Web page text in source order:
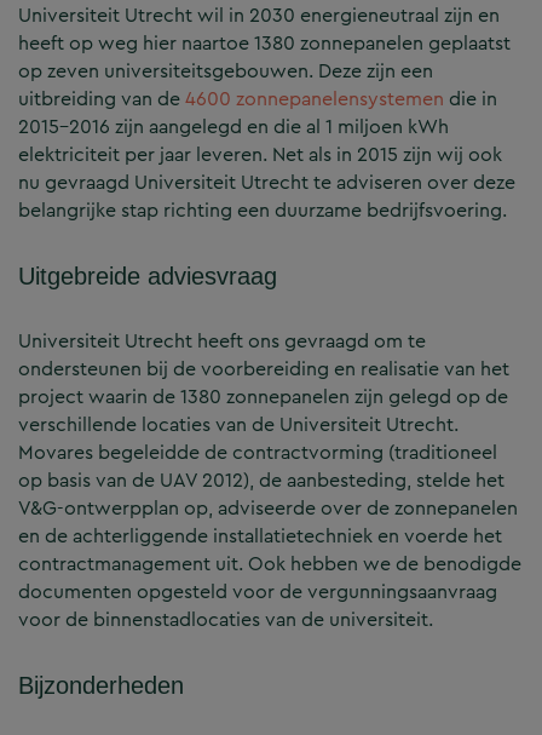
Universiteit Utrecht wil in 2030 energieneutraal zijn en
heeft op weg hier naartoe 1380 zonnepanelen geplaatst
op zeven universiteitsgebouwen. Deze zijn een
uitbreiding van de4600 zonnepanelensystemen die in
2015-2016 zijn aangelegd en die al 1 miljoen kWh
elektriciteit per jaar leveren. Net als in 2015 zijn wij ook
nu gevraagd Universiteit Utrecht te adviseren over deze
belangrijke stap richting een duurzame bedrijfsvoering.
Uitgebreide adviesvraag
Universiteit Utrecht heeft ons gevraagd om te
ondersteunen bij de voorbereiding en realisatie van het
project waarin de 1380 zonnepanelen zijn gelegd op de
verschillende locaties van de Universiteit Utrecht.
Movares begeleidde de contractvorming (traditioneel
op basis van de UAV 2012), de aanbesteding, stelde het
V&G-ontwerpplan op, adviseerde over de zonnepanelen
en de achterliggende installatietechniek en voerde het
contractmanagement uit. Ook hebben we de benodigde
documenten opgesteld voor de vergunningsaanvraag
voor de binnenstadlocaties van de universiteit.
Bijzonderheden